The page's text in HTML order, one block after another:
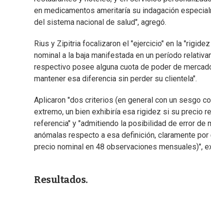
en medicamentos ameritaría su indagación
del sistema nacional de salud", agregó.
Rius y Zipitria focalizaron el "ejercicio" en la
nominal a la baja manifestada en un período
respectivo posee alguna cuota de poder de
mantener esa diferencia sin perder su clientela".
Aplicaron "dos criterios (en general con un sesgo
extremo, un bien exhibiría esa rigidez si su precio
referencia" y "admitiendo la posibilidad de error de
anómalas respecto a esa definición, claramente
precio nominal en 48 observaciones mensuales)",
Resultados.